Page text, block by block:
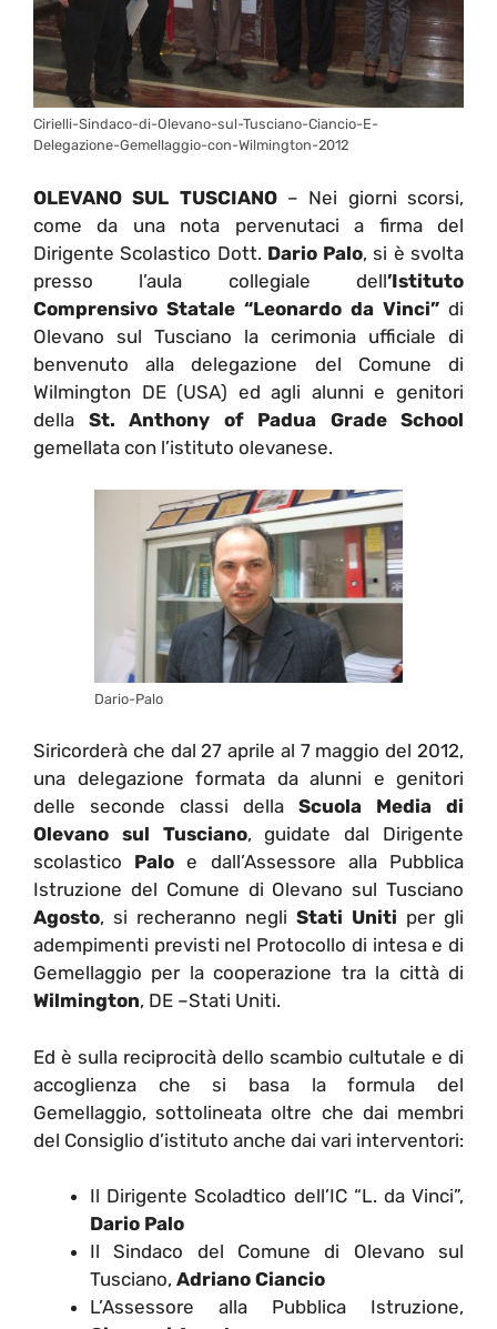
Cirielli-Sindaco-di-Olevano-sul-Tusciano-Ciancio-E-
Delegazione-Gemellaggio-con-Wilmington-2012
OLEVANO SUL TUSCIANO– Nei giorni scorsi,
come da una nota pervenutaci a firma del
Dirigente Scolastico Dott.Dario Palo, si è svolta
presso l’aula collegiale dell’Istituto
Comprensivo Statale “Leonardo da Vinci” di
Olevano sul Tusciano la cerimonia ufficiale di
benvenuto alla delegazione del Comune di
Wilmington DE (USA) ed agli alunni e genitori
della St. Anthony of Padua Grade School
gemellata con l’istituto olevanese.
Dario-Palo
Siricorderà che dal 27 aprile al 7 maggio del 2012,
una delegazione formata da alunni e genitori
delle seconde classi della Scuola Media di
Olevano sul Tusciano, guidate dal Dirigente
scolastico Paloe dall’Assessore alla Pubblica
Istruzione del Comune di Olevano sul Tusciano
Agosto, si recheranno negli Stati Uniti per gli
adempimenti previsti nel Protocollo di intesa e di
Gemellaggio per la cooperazione tra la città di
Wilmington, DE –Stati Uniti.
Ed è sulla reciprocità dello scambio cultutale e di
accoglienza che si basa la formula del
Gemellaggio, sottolineata oltre che dai membri
del Consiglio d’istituto anche dai vari interventori:
Il Dirigente Scoladtico dell’IC “L. da Vinci”,
Dario Palo
Il Sindaco del Comune di Olevano sul
Tusciano, Adriano Ciancio
L’Assessore alla Pubblica Istruzione,